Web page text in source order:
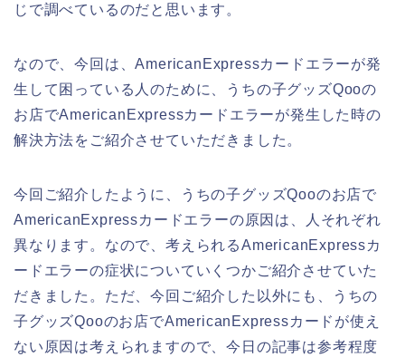
じで調べているのだと思います。
なので、今回は、AmericanExpressカードエラーが発
生して困っている人のために、うちの子グッズQooの
お店でAmericanExpressカードエラーが発生した時の
解決方法をご紹介させていただきました。
今回ご紹介したように、うちの子グッズQooのお店で
AmericanExpressカードエラーの原因は、人それぞれ
異なります。なので、考えられるAmericanExpressカ
ードエラーの症状についていくつかご紹介させていた
だきました。ただ、今回ご紹介した以外にも、うちの
子グッズQooのお店でAmericanExpressカードが使え
ない原因は考えられますので、今日の記事は参考程度